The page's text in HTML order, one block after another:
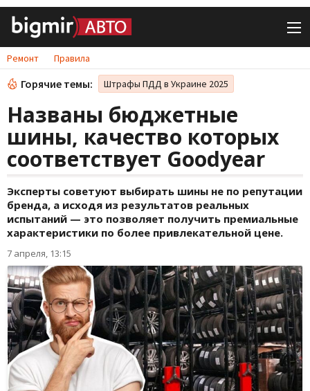
Ремонт Правила
Горячие темы: Штрафы ПДД в Украине 2025
Названы бюджетные
шины, качество которых
соответствует Goodyear
Эксперты советуют выбирать шины не по репутации
бренда, а исходя из результатов реальных
испытаний — это позволяет получить премиальные
характеристики по более привлекательной цене.
7 апреля, 13:15